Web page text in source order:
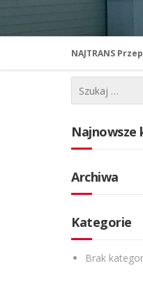
NAJTRANS
Najnowsze
Archiwa
Kategorie
Brak